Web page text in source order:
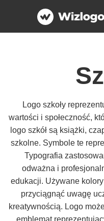
Logo szkoły
wartości i społeczność,
logo szkół są książki,
szkolne. Symbole te
Typografia
odważna i
edukacji. Używane
przyciągnąć uwagę
kreatywnością. Logo
emblemat